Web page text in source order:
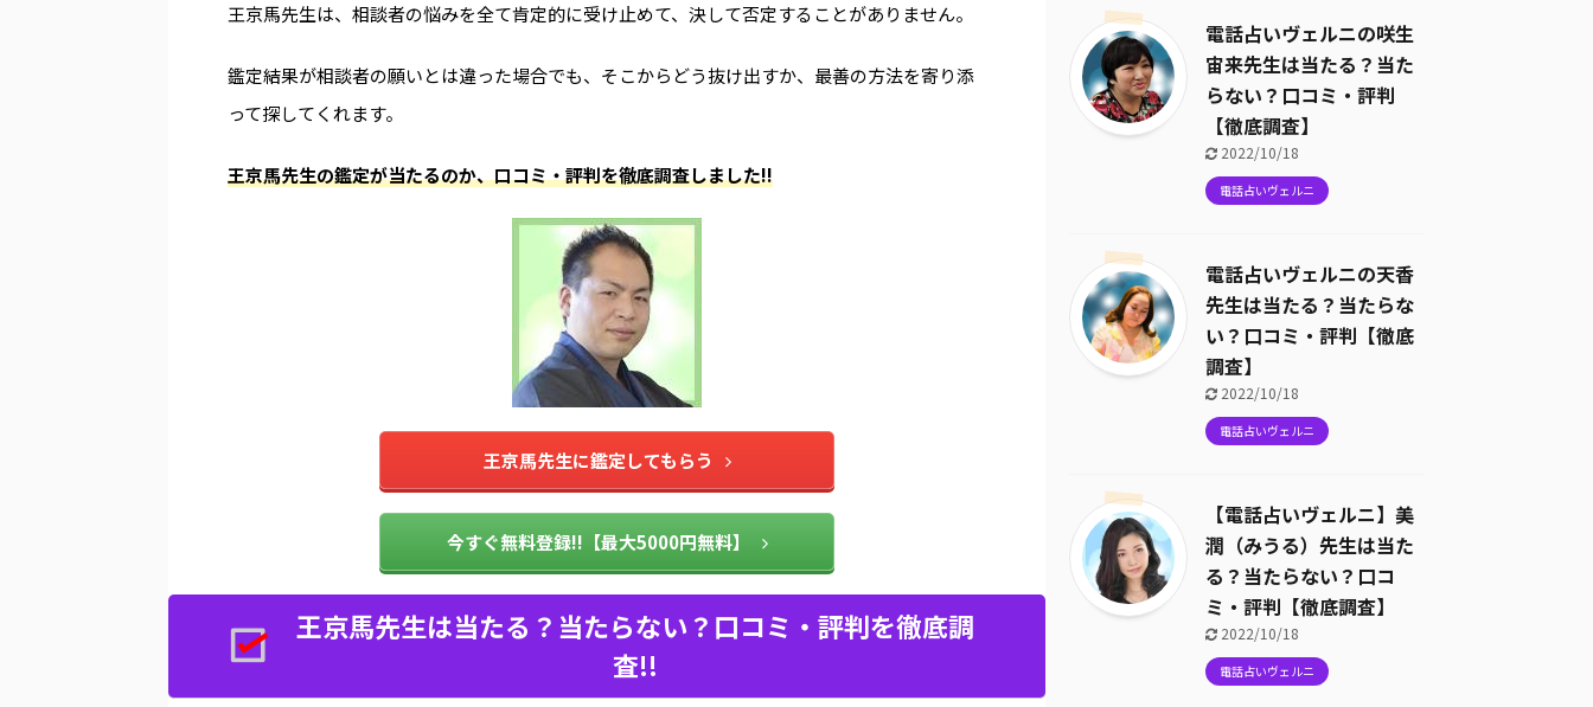
王京馬先生は、相談者の悩みを全て肯定的に受け止めて、決して否定することがありません。
鑑定結果が相談者の願いとは違った場合でも、そこからどう抜け出すか、最善の方法を寄り添
って探してくれます。
王京馬先生の鑑定が当たるのか、口コミ・評判を徹底調査しました!!
王京馬先生に鑑定してもらう
今すぐ無料登録!!【最大5000円無料】
王京馬先生は当たる？当たらない？口コミ・評判を徹底調
査!!
電話占いヴェルニの咲生
宙来先生は当たる？当た
らない？口コミ・評判
【徹底調査】
2022/10/18
電話占いヴェルニ
電話占いヴェルニの天香
先生は当たる？当たらな
い？口コミ・評判【徹底
調査】
2022/10/18
電話占いヴェルニ
【電話占いヴェルニ】美
潤（みうる）先生は当た
る？当たらない？口コ
ミ・評判【徹底調査】
2022/10/18
電話占いヴェルニ